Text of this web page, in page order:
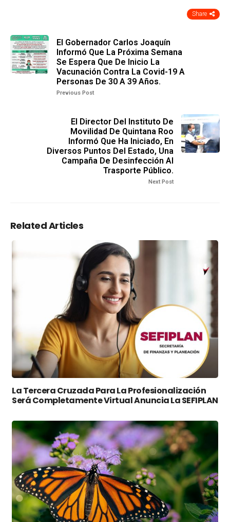
Share
El Gobernador Carlos Joaquín
Informó Que La Próxima Semana
Se Espera Que De Inicio La
Vacunación Contra La Covid-19 A
Personas De 30 A 39 Años.
Previous Post
El Director Del Instituto De
Movilidad De Quintana Roo
Informó Que Ha Iniciado, En
Diversos Puntos Del Estado, Una
Campaña De Desinfección Al
Trasporte Público.
Next Post
Related Articles
La Tercera Cruzada Para La Profesionalización
Será Completamente Virtual Anuncia La SEFIPLAN